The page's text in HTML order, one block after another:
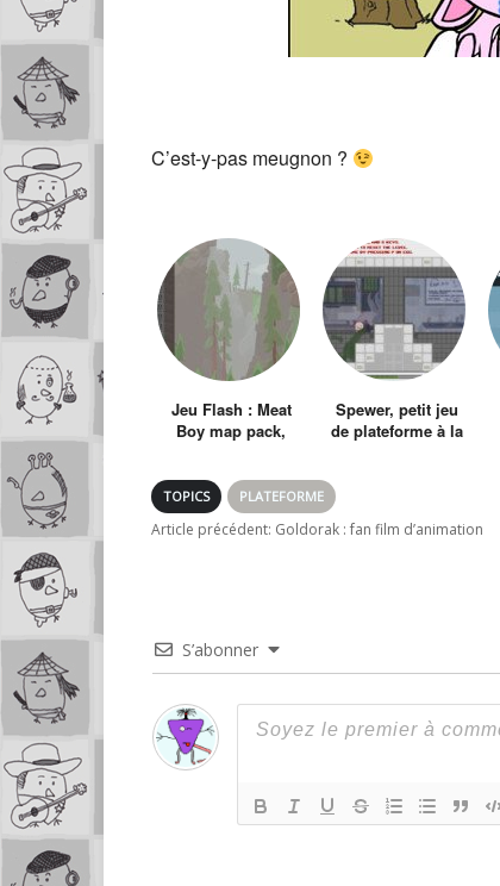
C’est-y-pas meugnon ?
Jeu Flash : Meat
Boy map pack,
Spewer, petit jeu
de plateforme à la
TOPICS PLATEFORME
Article précédent: Goldorak : fan film d’animation
S’abonner